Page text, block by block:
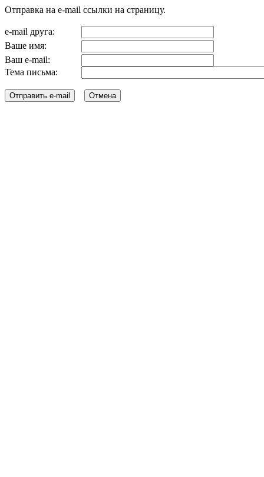
Отправка на e-mail ссылки на страницу.
e-mail друга:
Ваше имя:
Ваш e-mail:
Тема письма: